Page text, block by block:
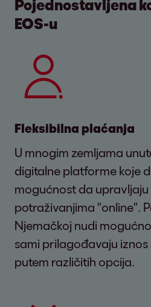
Pojednostavljena
EOS-u
Fleksibilna plaćanja
U mnogim zemljama
digitalne platforme koje
mogućnost da upravljaju
potraživanjima "online".
Njemačkoj nudi
sami prilagođavaju
putem različitih opcija.